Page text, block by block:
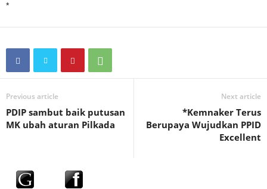
*
Previous article
PDIP sambut baik putusan
MK ubah aturan Pilkada
Next article
*Kemnaker Terus
Berupaya Wujudkan PPID
Excellent